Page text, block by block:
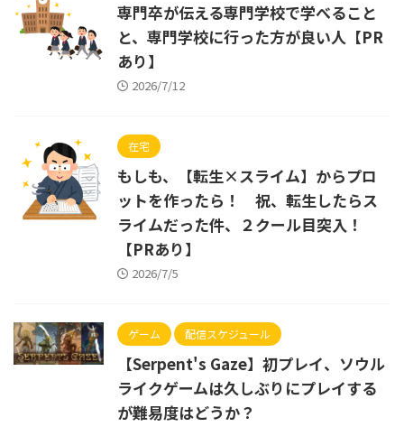
専門卒が伝える専門学校で学べること
と、専門学校に行った方が良い人【PR
あり】
2026/7/12
在宅
もしも、【転生×スライム】からプロ
ットを作ったら！ 祝、転生したらス
ライムだった件、２クール目突入！
【PRあり】
2026/7/5
ゲーム 配信スケジュール
【Serpent's Gaze】初プレイ、ソウル
ライクゲームは久しぶりにプレイする
が難易度はどうか？